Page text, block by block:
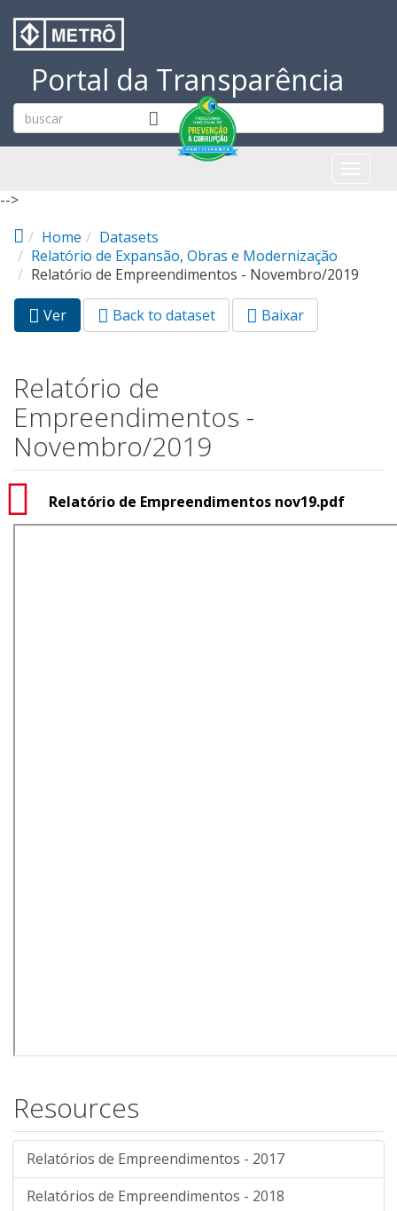
Portal da Transparência
-->
Home
Datasets
Relatório de Expansão, Obras e Modernização
Relatório de Empreendimentos - Novembro/2019
Abas primárias
Ver
ativa)
Back to dataset Baixar
Relatório de
Empreendimentos -
Novembro/2019
Relatório de Empreendimentos nov19.pdf
Resources
Relatórios de Empreendimentos - 2017
Relatórios de Empreendimentos - 2018